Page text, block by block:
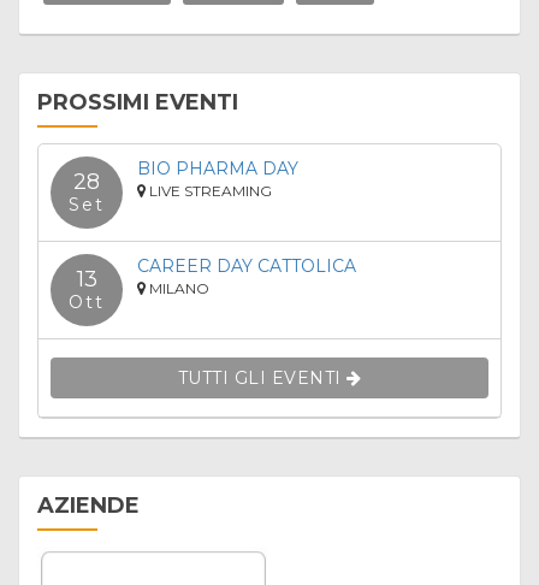
PROSSIMI EVENTI
28
Set
BIO PHARMA DAY
LIVE STREAMING
13
Ott
CAREER DAY CATTOLICA
MILANO
TUTTI GLI EVENTI
AZIENDE